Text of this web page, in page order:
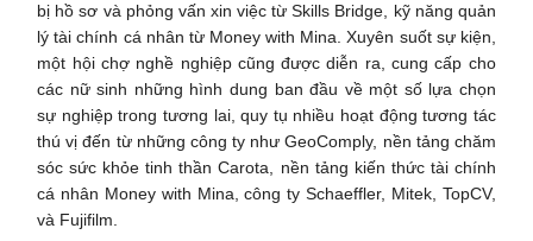
bị hồ sơ và phỏng vấn xin việc từ Skills Bridge, kỹ năng quản
lý tài chính cá nhân từ Money with Mina. Xuyên suốt sự kiện,
một hội chợ nghề nghiệp cũng được diễn ra, cung cấp cho
các nữ sinh những hình dung ban đầu về một số lựa chọn
sự nghiệp trong tương lai, quy tụ nhiều hoạt động tương tác
thú vị đến từ những công ty như GeoComply, nền tảng chăm
sóc sức khỏe tinh thần Carota, nền tảng kiến thức tài chính
cá nhân Money with Mina, công ty Schaeffler, Mitek, TopCV,
và Fujifilm.